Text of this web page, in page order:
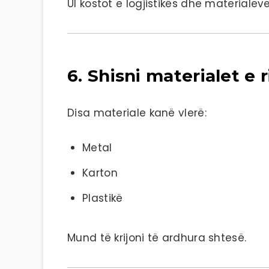
Ul kostot e logjistikës dhe
6. Shisni materialet e
Disa materiale kanë vlerë:
Metal
Karton
Plastikë
Mund të krijoni të ardhura shtesë.